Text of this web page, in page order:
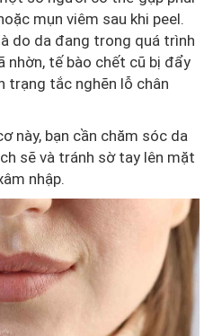
mụn viêm sau khi peel.
do da đang trong quá trình
nhờn, tế bào chết cũ bị đẩy
trạng tắc nghẽn lỗ chân
này, bạn cần chăm sóc da
sẽ và tránh sờ tay lên mặt
nhập.